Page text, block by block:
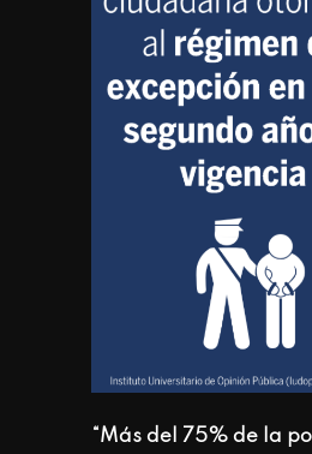
“Más del 75% de la